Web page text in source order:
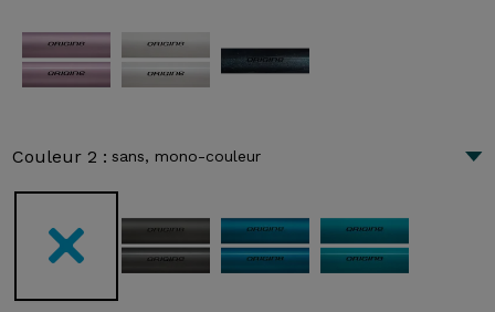
Couleur 2 : sans, mono-couleur